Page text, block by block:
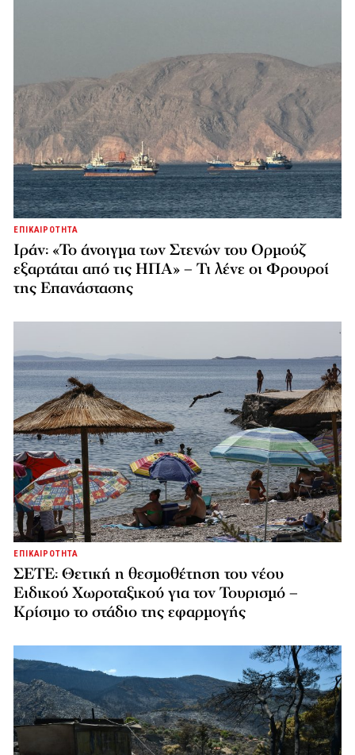
ΕΠΙΚΑΙΡΟΤΗΤΑ
Ιράν: «Το άνοιγμα των Στενών του Ορμούζ
εξαρτάται από τις ΗΠΑ» – Τι λένε οι Φρουροί
της Επανάστασης
ΕΠΙΚΑΙΡΟΤΗΤΑ
ΣΕΤΕ: Θετική η θεσμοθέτηση του νέου
Ειδικού Χωροταξικού για τον Τουρισμό –
Κρίσιμο το στάδιο της εφαρμογής